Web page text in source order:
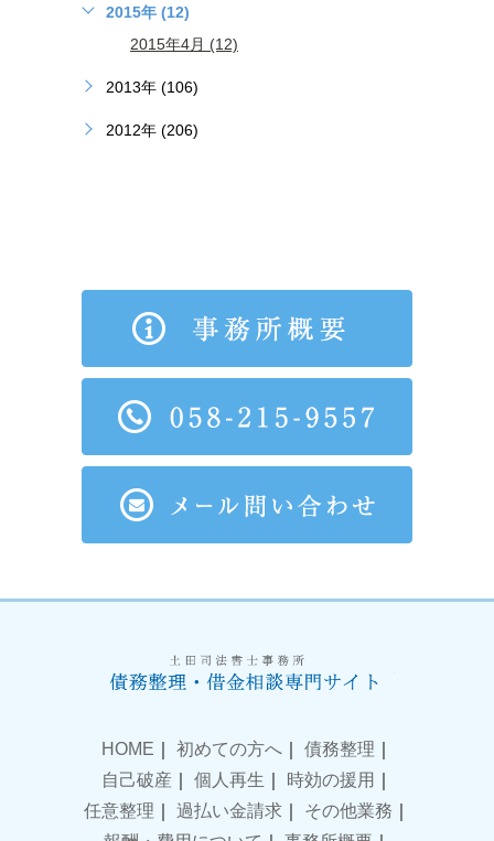
2015年 (12)
2015年4月 (12)
2013年 (106)
2012年 (206)
HOME 初めての方へ 債務整理
自己破産
個人再生 時効の援用
任意整理
過払い金請求 その他業務